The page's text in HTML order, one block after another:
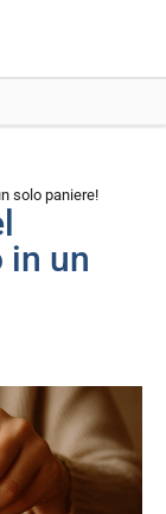
solo paniere!
un